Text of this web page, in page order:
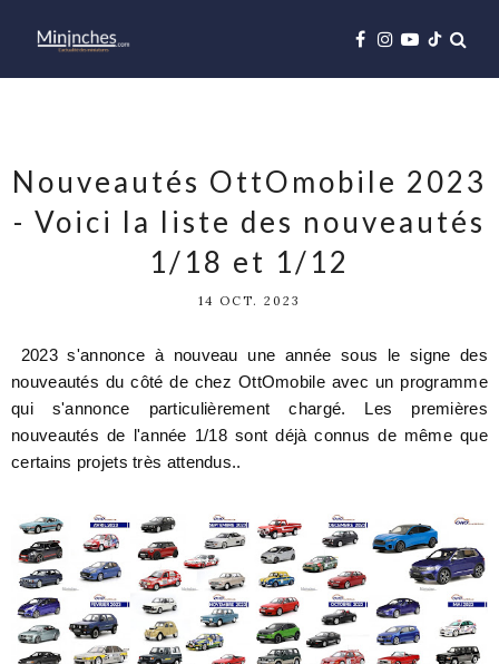
Nouveautés OttOmobile 2023
- Voici la liste des nouveautés
1/18 et 1/12
14 OCT. 2023
2023 s'annonce à nouveau une année sous le signe des
nouveautés du côté de chez OttOmobile avec un programme
qui s'annonce particulièrement chargé. Les premières
nouveautés de l'année 1/18 sont déjà connus de même que
certains projets très attendus..